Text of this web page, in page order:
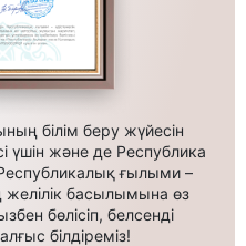
білім беру жүйесін
үшін және де Республика
ғылыми –
басылымына өз
бөлісіп, белсенді
білдіреміз!